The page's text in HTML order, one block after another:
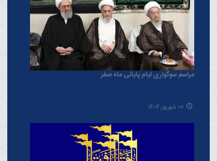
مراسم سوگواری ایام پایانی ماه صفر
02 شهریور 1404